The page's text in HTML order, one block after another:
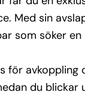
Suites
med kärlek
erbjuder
vid poolen
Med sin
som söker
för avkoppling
du